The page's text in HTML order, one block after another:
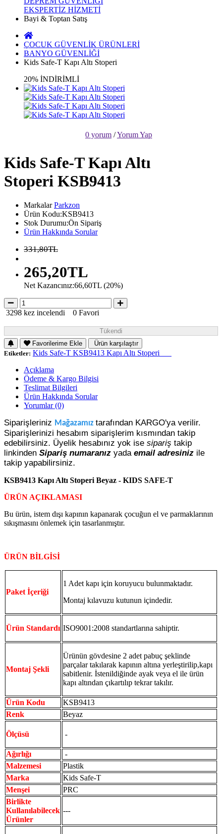
EKSPERTİZ HİZMETİ
Bayi & Toptan Satış
ÇOCUK GÜVENLİK ÜRÜNLERİ
BANYO GÜVENLİĞİ
Kids Safe-T Kapı Altı Stoperi
20% İNDİRİMLİ
0 yorum /Yorum Yap
Kids Safe-T Kapı Altı
Stoperi KSB9413
MarkalarParkzon
Ürün Kodu:KSB9413
Stok Durumu:Ön Sipariş
Ürün Hakkında Sorular
331,80TL
265,20TL
Net Kazancınız:66,60TL (20%)
3298 kez incelendi 0 Favori
Tükendi
Favorilerime Ekle
Ürün karşılaştır
Etiketler: Kids Safe-T KSB9413 Kapı Altı Stoperi___
Açıklama
Ödeme & Kargo Bilgisi
Teslimat Bilgileri
Ürün Hakkında Sorular
Yorumlar (0)
Siparişleriniz Mağazamız tarafından KARGO'ya verilir.
Siparişlerinizi hesabım siparişlerim kısmından takip
edebilirsiniz. Üyelik hesabınız yok ise sipariş takip
linkinden Sipariş numaranız yada email adresiniz ile
takip yapabilirsiniz.
KSB9413 Kapı Altı Stoperi Beyaz - KIDS SAFE-T
ÜRÜN AÇIKLAMASI
Bu ürün, istem dışı kapının kapanarak çocuğun el ve parmaklarının
sıkışmasını önlemek için tasarlanmıştır.
ÜRÜN BİLGİSİ
Paket İçeriği
1 Adet kapı için koruyucu bulunmaktadır.
Montaj kılavuzu kutunun içindedir.
Ürün Standardı ISO9001:2008 standartlarına sahiptir.
Montaj Şekli
Ürünün gövdesine 2 adet pabuç şeklinde
parçalar takılarak kapının altına yerleştirilip,kapı
sabitlenir. İstenildiğinde ayak veya el ile ürün
kapı altından çıkartılıp tekrar takılır.
Ürün Kodu
KSB9413
Renk
Beyaz
Ölçüsü -
Ağırlığı
-
Malzemesi
Plastik
Marka
Kids Safe-T
Menşei
PRC
Birlikte
Kullanılabilecek
Ürünler
---